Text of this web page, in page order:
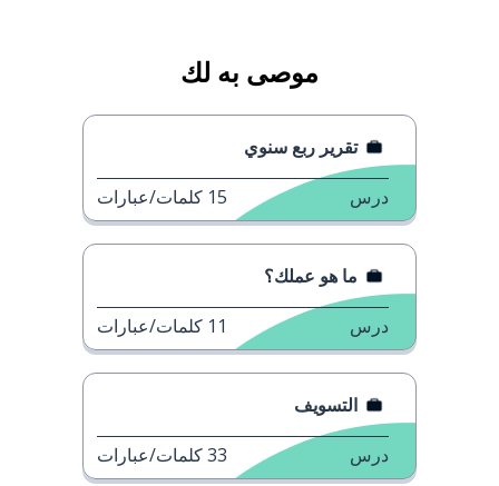
موصى به لك
تقرير ربع سنوي
درس 15 كلمات/عبارات
ما هو عملك؟
درس 11 كلمات/عبارات
التسويف
درس 33كلمات/عبارات